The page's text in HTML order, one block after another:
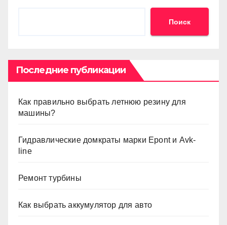
Поиск
Последние публикации
Как правильно выбрать летнюю резину для
машины?
Гидравлические домкраты марки Epont и Avk-
line
Ремонт турбины
Как выбрать аккумулятор для авто